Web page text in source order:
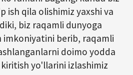
ish qila olishimiz yaxshi va
biz raqamli dunyoga
imkoniyatini berib, raqamli
doimo yodda
yo'llarini izlashimiz